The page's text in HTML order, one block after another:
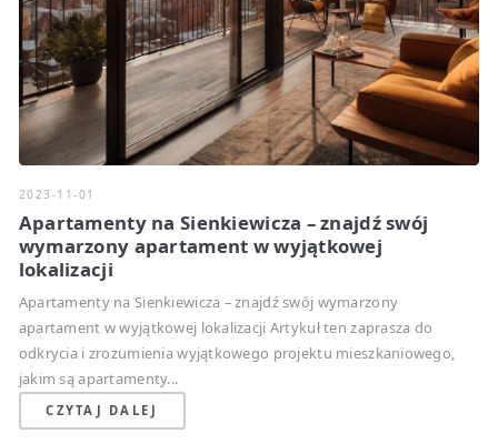
2023-11-01
Apartamenty na Sienkiewicza – znajdź swój
wymarzony apartament w wyjątkowej
lokalizacji
Apartamenty na Sienkiewicza – znajdź swój wymarzony
apartament w wyjątkowej lokalizacji Artykuł ten zaprasza do
odkrycia i zrozumienia wyjątkowego projektu mieszkaniowego,
jakim są apartamenty...
CZYTAJ DALEJ